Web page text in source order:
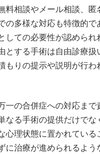
料相談やメール相談、
の多様な対応も特徴的
しての必要性が認めら
とする手術は自由診療
もりの提示や説明が行
一の合併症への対応ま
なる手術の提供だけで
心理状態に置かれてい
に治療が進められるよ